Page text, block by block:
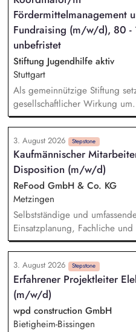
organisierst
Veranstaltungen, die die
Du arbeitest mit Dienstleistern
zusammen, um bei Bedarf
(Case Management) und die
Gemeinwesen zu fördern.
Fördermittelmanagement
Fundraising (m/w/d), 80 -
unbefristet
Stiftung Jugendhilfe aktiv
Stuttgart
Als gemeinnützige Stiftung
gesellschaftlicher Wirkung
stellst du die Beschaffung
die zweckgerechte
Spenden und Fördermittel
Marktsondierung bestehender
Fördermittel - Begleitung
Förderanträgen - Sicherstellen
Mittelabruf und -verwendung
Koordination, Verwaltung,
Nachweisführung von
Unterstützung u.a. bei
Gruppengeldkonten
3. August 2026 Stepstone
Kaufmännischer
Disposition (m/w/d)
ReFood GmbH & Co. KG
Metzingen
Selbstständige und
Einsatzplanung, Fachliche
eingesetzten Fahrer,
der technischen Ausrüstung
Erstellung und Pflege von
Arbeitsrichtlinien und
und Optimierung der
Tagesgeschäft für unsere
kaufmännischen/
3. August 2026 Stepstone
Erfahrener Projektleiter
(m/w/d)
wpd construction GmbH
Bietigheim-Bissingen